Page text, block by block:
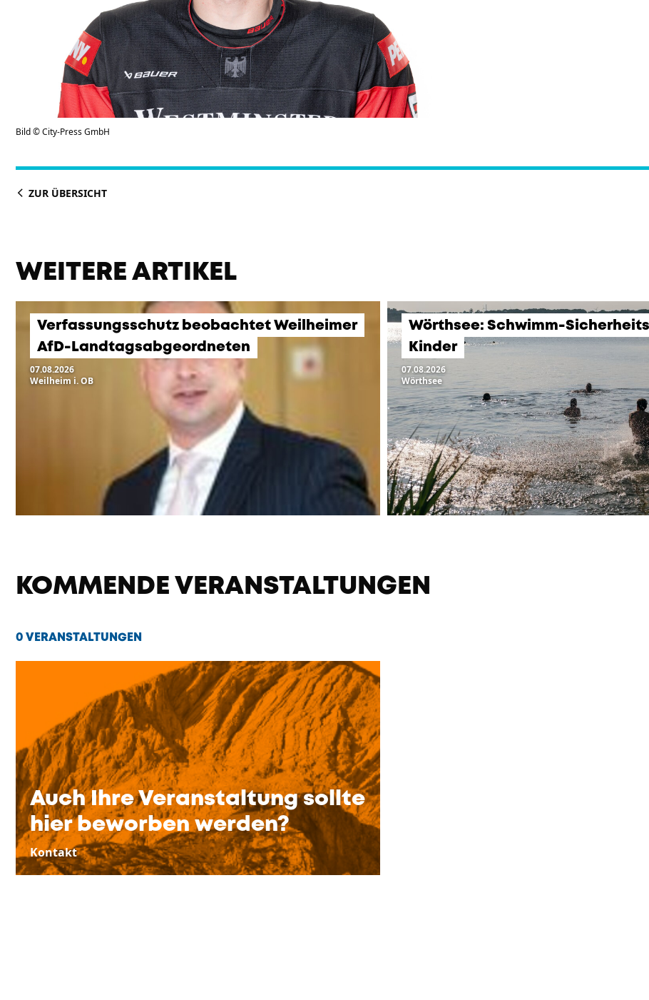
Bild © City-Press GmbH
ZUR ÜBERSICHT
WEITERE ARTIKEL
Verfassungsschutz beobachtet Weilheimer
AfD-Landtagsabgeordneten
07.08.2026
Weilheim i. OB
Wörthsee: Schwimm-
Kinder
07.08.2026
Wörthsee
KOMMENDE VERANSTALTUNGEN
0 VERANSTALTUNGEN
Auch Ihre Veranstaltung sollte
hier beworben werden?
Kontakt